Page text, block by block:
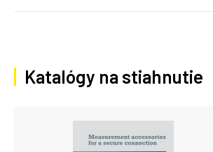
Katalógy na stiahnutie